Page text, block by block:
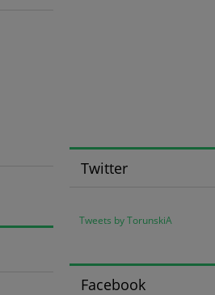
Twitter
Tweets by TorunskiA
Facebook